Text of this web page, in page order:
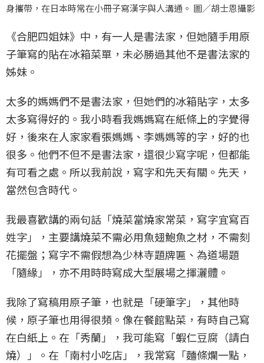
身攜帶，在日本時常在小冊子寫漢字與人溝通。 圖／胡士恩攝影
《合肥四姐妹》中，有一人是書法家，但她隨手用原
子筆寫的貼在冰箱菜單，未必勝過其他不是書法家的
姊妹。
太多的媽媽們不是書法家，但她們的冰箱貼字，太多
太多寫得好的。我小時看我媽媽寫在紙條上的字覺得
好，後來在人家家看張媽媽、李媽媽等的字，好的也
很多。他們不但不是書法家，還很少寫字呢，但都能
有可看之處。所以我前說，寫字和先天有關。先天，
當然包含時代。
我最喜歡講的兩句話「燒菜當燒家常菜，寫字宜寫百
姓字」，主要講燒菜不需必用魚翅鮑魚之材，不需刻
花擺盤；寫字不需假想為少林寺題牌匾、為道場題
「隨緣」，亦不用時時寫成大型展場之揮灑體。
我除了寫稿用原子筆，也就是「硬筆字」，其他時
候，原子筆也用得很頻。像在餐館點菜，有時自己寫
在白紙上。在「秀蘭」，我可能寫「蝦仁豆腐（請白
燒）」。在「南村小吃店」，我常寫「麵條爛一點，